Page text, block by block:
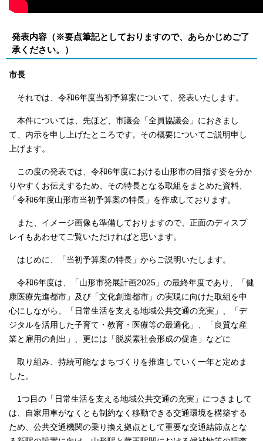
発表内容（※要点筆記としておりますので、あらかじめご了
承ください。）
市長
それでは、令和6年度当初予算案について、発表いたします。
本件については、先ほど、市議会「全員協議会」におきまし
て、内示を申し上げたところです。その概要についてご説明申し
上げます。
この度の発表では、令和6年度における山形市の目指す姿を分か
りやすくお伝えするため、その特長となる取組をまとめた資料、
「令和6年度山形市当初予算案の特長」を作成しております。
また、イメージ画像も準備しておりますので、正面のディスプ
レイもあわせてご覧いただければと思います。
はじめに、「当初予算案の特長」からご説明いたします。
令和6年度は、「山形市発展計画2025」の最終年度であり、「健
康医療先進都市」及び「文化創造都市」の実現に向けた取組を中
心にしながら、「日常生活を支える地域公共交通の充実」、「デ
ジタルを活用した子育て・教育・医療等の最適化」、「良質な産
業と雇用の創出」、更には「脱炭素社会形成の促進」などに
取り組み、持続可能なまちづくりを推進していく一年と定めま
した。
1つ目の「日常生活を支える地域公共交通の充実」につきまして
は、自家用車がなくとも制約なく移動できる交通環境を構築する
ため、公共交通機関の乗り換え拠点として重要な交通結節点とな